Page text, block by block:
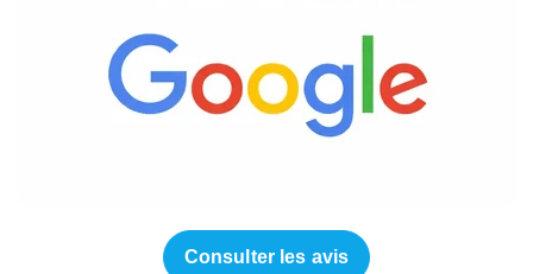
Consulter les avis